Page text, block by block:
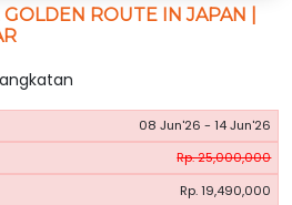
ROUTE IN JAPAN |
08 Jun'26 - 14 Jun'26
Rp. 25,000,000
Rp. 19,490,000